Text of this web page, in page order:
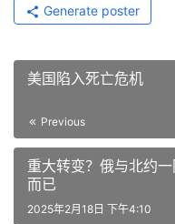
Generate poster
美国陷入死亡危机
Previous
重大转变？俄与北约
而已
2025年2月18日 下午4:10